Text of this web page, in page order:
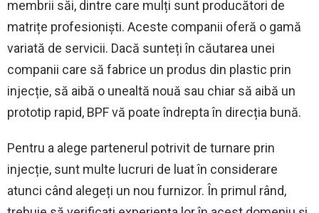
membrii săi, dintre care mulți sunt producători de
matrițe profesioniști. Aceste companii oferă o gamă
variată de servicii. Dacă sunteți în căutarea unei
companii care să fabrice un produs din plastic prin
injecție, să aibă o unealtă nouă sau chiar să aibă un
prototip rapid, BPF vă poate îndrepta în direcția bună.
Pentru a alege partenerul potrivit de turnare prin
injecție, sunt multe lucruri de luat în considerare
atunci când alegeți un nou furnizor. În primul rând,